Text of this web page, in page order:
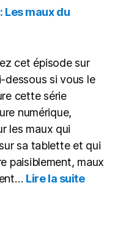
Les maux du
cet épisode sur
si vous le
cette série
numérique,
les maux qui
sa tablette et qui
paisiblement, maux
Lire la suite: